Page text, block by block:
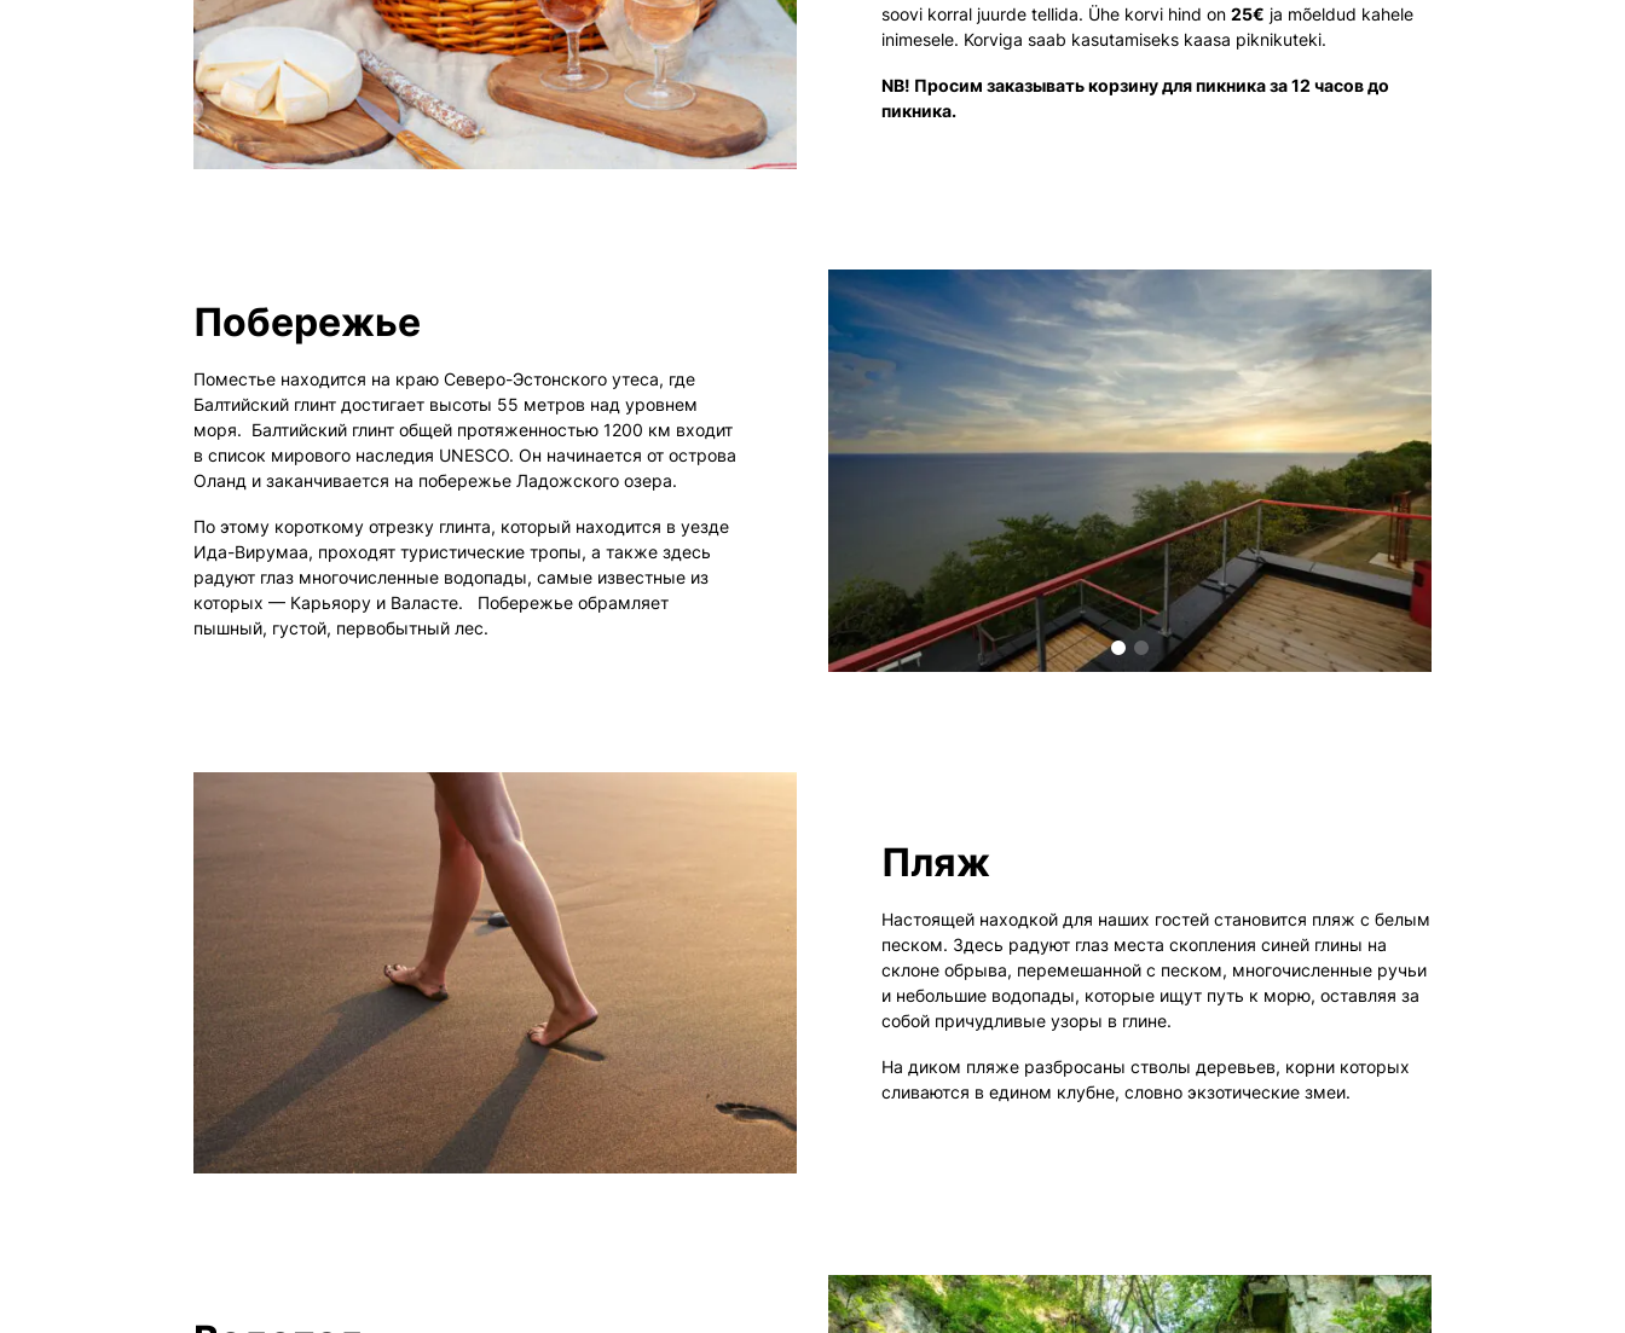
soovi korral juurde tellida. Ühe korvi hind on 25€ ja mõeldud kahele
inimesele. Korviga saab kasutamiseks kaasa piknikuteki.
NB! Просим заказывать корзину для пикника за 12 часов до
пикника.
Побережье
Поместье находится на краю Северо-Эстонского утеса, где
Балтийский глинт достигает высоты 55 метров над уровнем
моря. Балтийский глинт общей протяженностью 1200 км входит
в список мирового наследия UNESCO. Он начинается от острова
Оланд и заканчивается на побережье Ладожского озера.
По этому короткому отрезку глинта, который находится в уезде
Ида-Вирумаа, проходят туристические тропы, а также здесь
радуют глаз многочисленные водопады, самые известные из
которых — Карьяору и Валасте. Побережье обрамляет
пышный, густой, первобытный лес.
Пляж
Настоящей находкой для наших гостей становится пляж с белым
песком. Здесь радуют глаз места скопления синей глины на
склоне обрыва, перемешанной с песком, многочисленные ручьи
и небольшие водопады, которые ищут путь к морю, оставляя за
собой причудливые узоры в глине.
На диком пляже разбросаны стволы деревьев, корни которых
сливаются в едином клубне, словно экзотические змеи.